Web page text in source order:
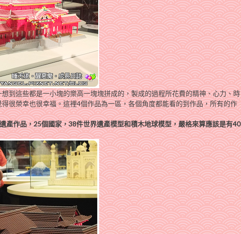
到這些都是一小塊的樂高一塊塊拼成的，製成的過程所花費的精神、心力、時
很榮幸也很幸福。這裡4個作品為一區，各個角度都能看的到作品，所有的作
產作品，25個國家，38件世界遺產模型和積木地球模型，嚴格來算應該是有40